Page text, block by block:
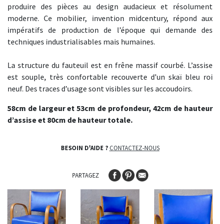
produire des pièces au design audacieux et résolument
moderne. Ce mobilier, invention midcentury, répond aux
impératifs de production de l’époque qui demande des
techniques industrialisables mais humaines.
La structure du fauteuil est en frêne massif courbé. L’assise
est souple, très confortable recouverte d’un skaï bleu roi
neuf. Des traces d’usage sont visibles sur les accoudoirs.
58cm de largeuret 53cm de profondeur, 42cm de hauteur
d’assise et 80cm de hauteur totale.
BESOIN D'AIDE ? CONTACTEZ-NOUS
PARTAGEZ